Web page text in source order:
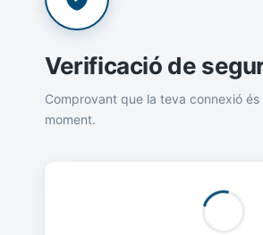
Verificació de
Comprovant que la teva connexió és
moment.